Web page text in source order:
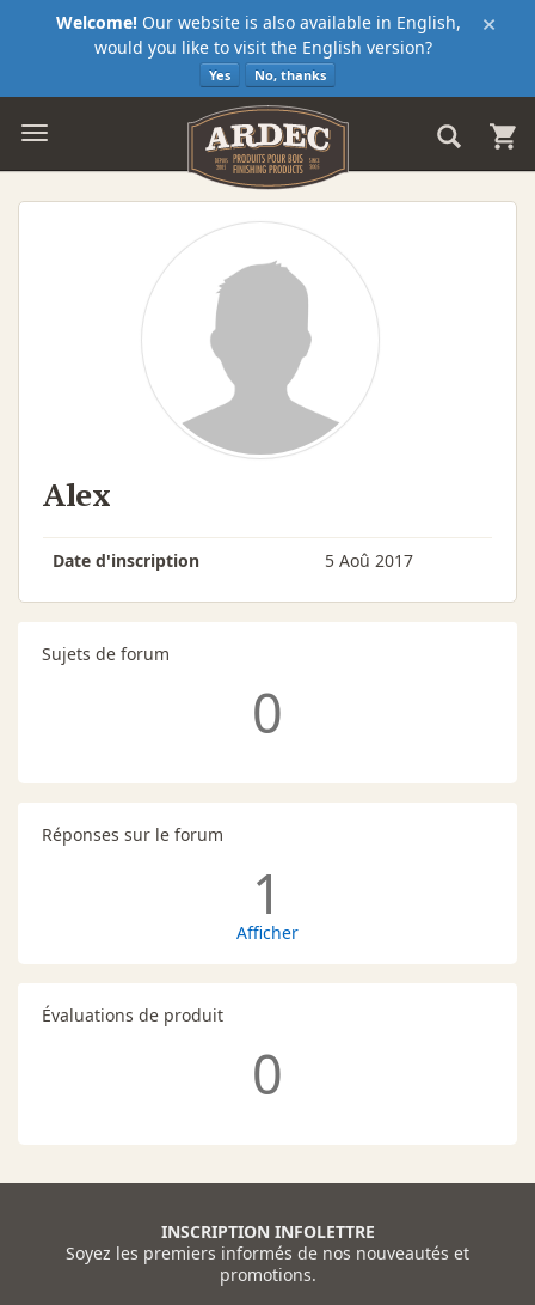
×
Welcome! Our website is also available in English,
would you like to visit the English version?
Yes No, thanks
Alex
Date d'inscription 5 Aoû 2017
Sujets de forum
0
Réponses sur le forum
1
Afficher
Évaluations de produit
0
INSCRIPTION INFOLETTRE
Soyez les premiers informés de nos nouveautés et
promotions.